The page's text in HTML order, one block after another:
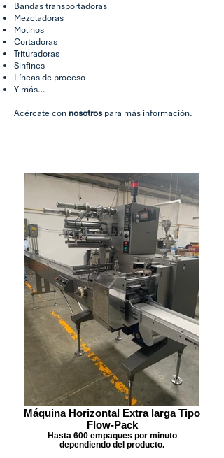
Bandas transportadoras
Mezcladoras
Molinos
Cortadoras
Trituradoras
Sinfines
Líneas de proceso
Y más…
Acércate con nosotros para más información.
Máquina Horizontal Extra larga Tipo
Flow-Pack
Hasta 600 empaques por minuto
dependiendo del producto.